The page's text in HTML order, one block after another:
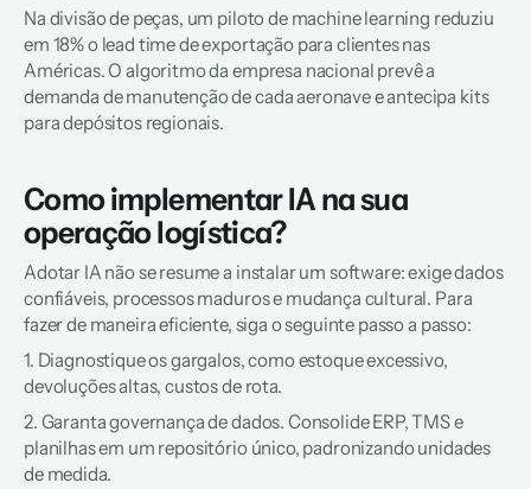
Na divisão de peças, um piloto de machine learning reduziu
em 18% o lead time de exportação para clientes nas
Américas. O algoritmo da empresa nacional prevê a
demanda de manutenção de cada aeronave e antecipa kits
para depósitos regionais.
Como implementar IA na sua
operação logística?
Adotar IA não se resume a instalar um software: exige dados
confiáveis, processos maduros e mudança cultural. Para
fazer de maneira eficiente, siga o seguinte passo a passo:
1. Diagnostique os gargalos, como estoque excessivo,
devoluções altas, custos de rota.
2. Garanta governança de dados. Consolide ERP, TMS e
planilhas em um repositório único, padronizando unidades
de medida.